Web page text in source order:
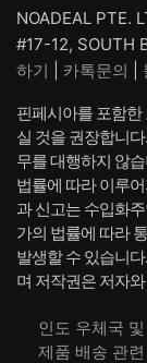
NOADEAL PTE.
#17-12, SOUTH
하기
카톡문의
핀페시아를 포함
실 것을 권장합니
무를 대행하지 않
법률에 따라 이루
과 신고는 수입화
가의 법률에 따라
발생할 수 있습니
며 저작권은 저자
인도 우체국
제품 배송 관